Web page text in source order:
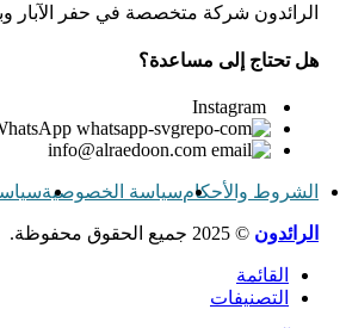
الرائدون شركة متخصصة في حفر الآبار
هل تحتاج إلى مساعدة؟
Instagram
info@alraedoon.com
الشروط والأحكامسياسة الخصوصية
الرائدون © 2025 جميع الحقوق محفوظة.
القائمة
التصنيفات